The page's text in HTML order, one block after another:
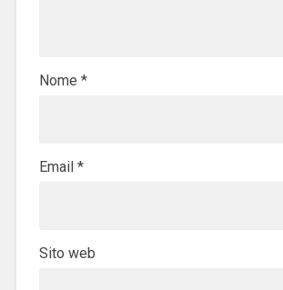
Nome *
Email *
Sito web